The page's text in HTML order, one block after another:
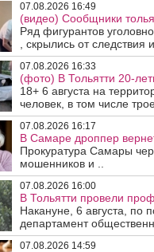
07.08.2026 16:49
(видео) Сообщники
Ряд фигурантов
, скрылись от следствия
07.08.2026 16:33
(фото) В Тольятти 20-
18+ 6 августа на
человек, в том числе
07.08.2026 16:17
В Самаре дроппер
Прокуратура Самары
мошенников и ..
07.08.2026 16:00
В Тольятти провели
Накануне, 6 августа, по
департамент
07.08.2026 14:59